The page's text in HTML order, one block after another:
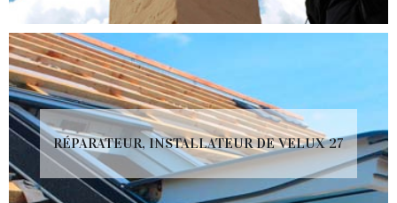
RÉPARATEUR, INSTALLATEUR DE VELUX 27